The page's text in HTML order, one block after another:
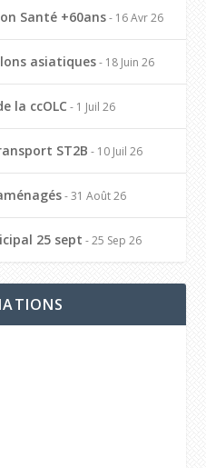
Santé +60ans- 16 Avr 26
asiatiques- 18 Juin 26
la ccOLC - 1 Juil 26
ST2B - 10 Juil 26
- 31 Août 26
25 sept - 25 Sep 26